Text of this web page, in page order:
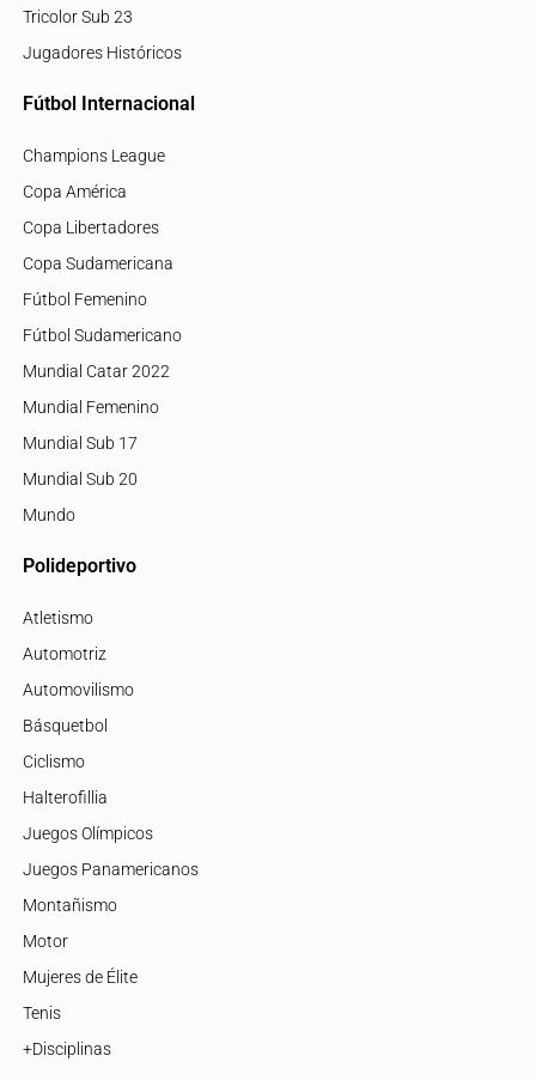
Tricolor Sub 23
Jugadores Históricos
Fútbol Internacional
Champions League
Copa América
Copa Libertadores
Copa Sudamericana
Fútbol Femenino
Fútbol Sudamericano
Mundial Catar 2022
Mundial Femenino
Mundial Sub 17
Mundial Sub 20
Mundo
Polideportivo
Atletismo
Automotriz
Automovilismo
Básquetbol
Ciclismo
Halterofillia
Juegos Olímpicos
Juegos Panamericanos
Montañismo
Motor
Mujeres de Élite
Tenis
+Disciplinas